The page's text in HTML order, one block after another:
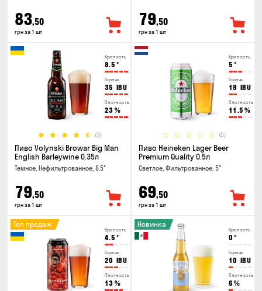
83,50
грн за 1 шт
79,50
грн за 1 шт
Крепость
8.5 °
Горечь
35 IBU
Плотность
23 %
(3)
Пиво Volynski Browar Big Man
English Barleywine 0.35л
Темное, Нефильтрованное, 8.5°
79,50
грн за 1 шт
Крепость
5 °
Горечь
19 IBU
Плотность
11.5 %
(0)
Пиво Heineken Lager Beer
Premium Quality 0.5л
Светлое, Фильтрованное, 5°
69,50
грн за 1 шт
Крепость
4.5 °
Горечь
20 IBU
Плотность
13 %
Топ продаж
Крепость
0 °
Горечь
10 IBU
Плотность
6 %
Новинка